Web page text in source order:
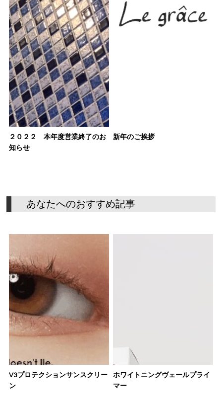
２０２２ 本年度営業終了のお
知らせ
新年のご挨拶
あなたへのおすすめ記事
V3プロテクションサンスクリー
ン
ホワイトニングヴェールプライ
マー